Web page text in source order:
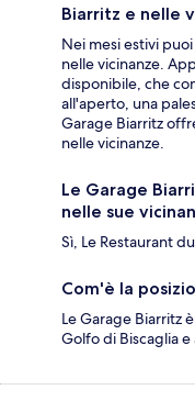
Biarritz e nelle
Nei mesi estivi
nelle vicinanze.
disponibile, che
all'aperto, una
Garage Biarritz
nelle vicinanze.
Le Garage
nelle sue
Sì, Le Restaurant
Com'è la
Le Garage Biarritz
Golfo di Biscaglia e